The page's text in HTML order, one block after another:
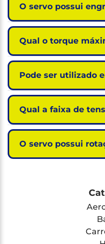
O servo possui
Qual o torque
Pode ser utilizado
Qual a faixa de
O servo possui